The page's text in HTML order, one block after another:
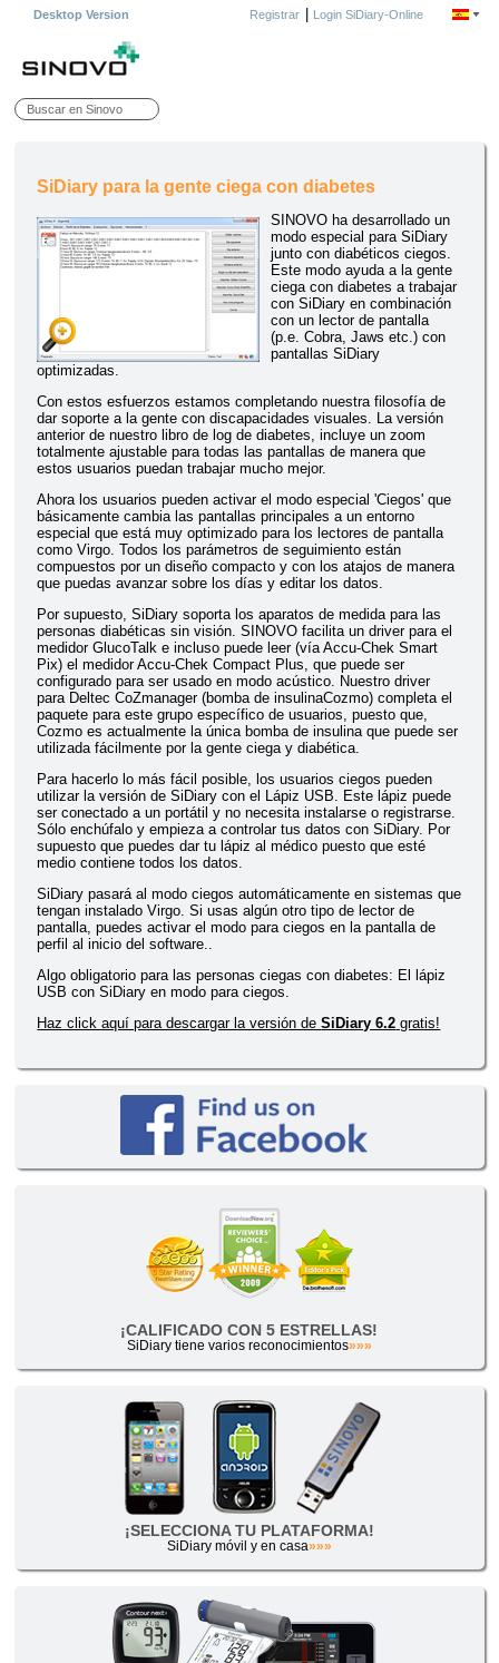
Desktop Version Registrar| Login SiDiary-Online
SiDiary para la gente ciega con diabetes
SINOVO ha desarrollado un
modo especial para SiDiary
junto con diabéticos ciegos.
Este modo ayuda a la gente
ciega con diabetes a trabajar
con SiDiary en combinación
con un lector de pantalla
(p.e. Cobra, Jaws etc.) con
pantallas SiDiary
optimizadas.
Con estos esfuerzos estamos completando nuestra filosofía de
dar soporte a la gente con discapacidades visuales. La versión
anterior de nuestro libro de log de diabetes, incluye un zoom
totalmente ajustable para todas las pantallas de manera que
estos usuarios puedan trabajar mucho mejor.
Ahora los usuarios pueden activar el modo especial 'Ciegos' que
básicamente cambia las pantallas principales a un entorno
especial que está muy optimizado para los lectores de pantalla
como Virgo. Todos los parámetros de seguimiento están
compuestos por un diseño compacto y con los atajos de manera
que puedas avanzar sobre los días y editar los datos.
Por supuesto, SiDiary soporta los aparatos de medida para las
personas diabéticas sin visión. SINOVO facilita un driver para el
medidor GlucoTalk e incluso puede leer (vía Accu-Chek Smart
Pix) el medidor Accu-Chek Compact Plus, que puede ser
configurado para ser usado en modo acústico. Nuestro driver
para Deltec CoZmanager (bomba de insulinaCozmo) completa el
paquete para este grupo específico de usuarios, puesto que,
Cozmo es actualmente la única bomba de insulina que puede ser
utilizada fácilmente por la gente ciega y diabética.
Para hacerlo lo más fácil posible, los usuarios ciegos pueden
utilizar la versión de SiDiary con el Lápiz USB. Este lápiz puede
ser conectado a un portátil y no necesita instalarse o registrarse.
Sólo enchúfalo y empieza a controlar tus datos con SiDiary. Por
supuesto que puedes dar tu lápiz al médico puesto que esté
medio contiene todos los datos.
SiDiary pasará al modo ciegos automáticamente en sistemas que
tengan instalado Virgo. Si usas algún otro tipo de lector de
pantalla, puedes activar el modo para ciegos en la pantalla de
perfil al inicio del software..
Algo obligatorio para las personas ciegas con diabetes: El lápiz
USB con SiDiary en modo para ciegos.
Haz click aquí para descargar la versión deSiDiary 6.2 gratis!
¡CALIFICADO CON 5 ESTRELLAS!
SiDiary tiene varios reconocimientos»»»
¡SELECCIONA TU PLATAFORMA!
SiDiary móvil y en casa»»»